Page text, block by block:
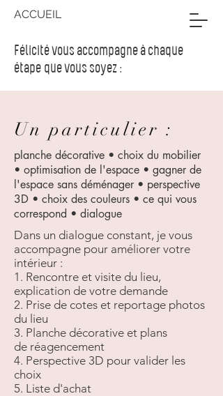
ACCUEIL
Félicité vous accompagne à chaque
étape que vous soyez :
Un particulier :
planche décorative • choix du mobilier
• optimisation de l'espace • gagner de
l'espace sans déménager • perspective
3D • choix des couleurs • ce qui vous
correspond • dialogue
Dans un dialogue constant, je vous
accompagne pour améliorer votre
intérieur :
​1. Rencontre et visite du lieu,
explication de votre demande
2. Prise de cotes et reportage photos
du lieu
3. Planche décorative et plans
de réagencement
4. Perspective 3D pour valider les
choix
5. Liste d'achat